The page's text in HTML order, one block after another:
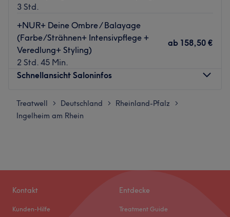
3 Std.
+NUR+ Deine Ombre / Balayage
(Farbe/Strähnen+ Intensivpflege +
Veredlung+ Styling)
2 Std. 45 Min.
ab 158,50 €
Schnellansicht Saloninfos
Montag 09:00 –
Dienstag
Treatwell > Deutschland > Rheinland-Pfalz >
Ingelheim am Rhein
Kontakt
Kunden-Hilfe
Entdecke
Treatment Guide